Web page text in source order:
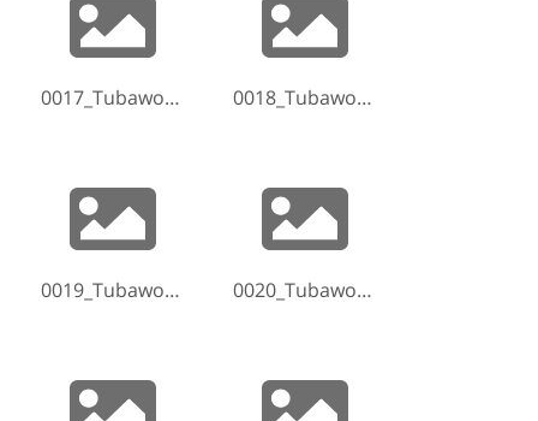
0017_Tubaworkshop-Hammelburg-2017-170520-160607-2.jpg 0018_Tubaworkshop-Hammelburg-2017-170520-184335.jpg
0019_Tubaworkshop-Hammelburg-2017-170520-184448.jpg 0020_Tubaworkshop-Hammelburg-2017-170520-184459.jpg